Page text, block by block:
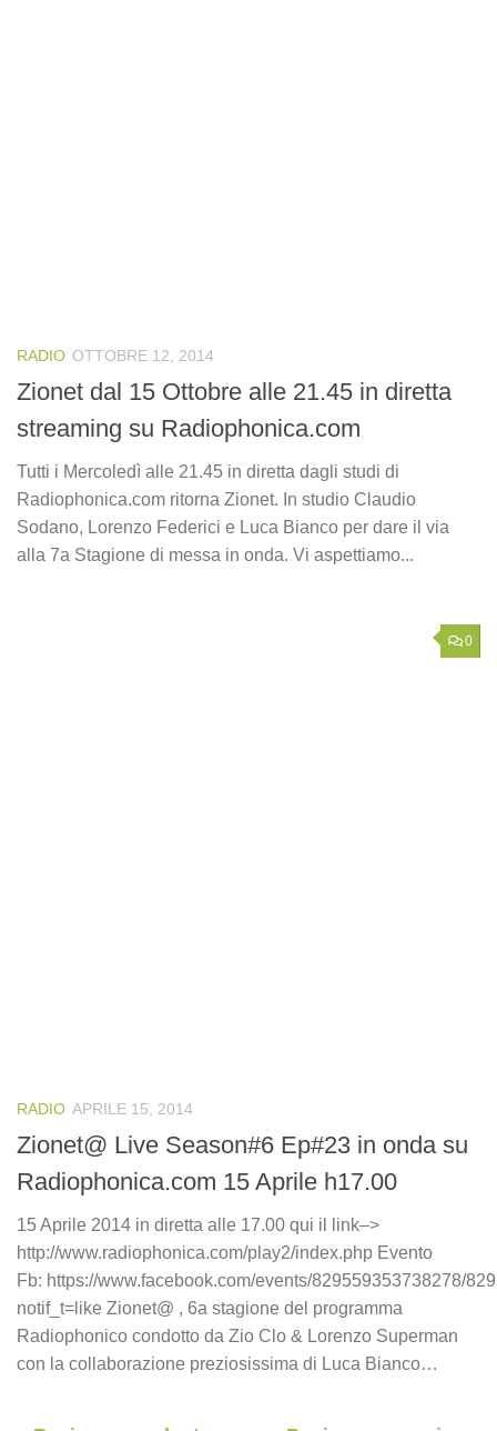
RADIO OTTOBRE 12, 2014
Zionet dal 15 Ottobre alle 21.45 in diretta
streaming su Radiophonica.com
Tutti i Mercoledì alle 21.45 in diretta dagli studi di
Radiophonica.com ritorna Zionet. In studio Claudio
Sodano, Lorenzo Federici e Luca Bianco per dare il via
alla 7a Stagione di messa in onda. Vi aspettiamo...
0
RADIO APRILE 15, 2014
Zionet@ Live Season#6 Ep#23 in onda su
Radiophonica.com 15 Aprile h17.00
15 Aprile 2014 in diretta alle 17.00 qui il link–>
http://www.radiophonica.com/play2/index.php Evento
Fb: https://www.facebook.com/events/829559353738278/
notif_t=like Zionet@ , 6a stagione del programma
Radiophonico condotto da Zio Clo & Lorenzo Superman
con la collaborazione preziosissima di Luca Bianco…